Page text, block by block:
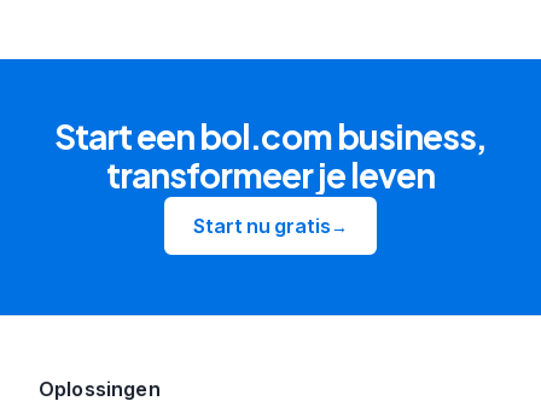
Start een bol.com business,
transformeer je leven
Start nu gratis→
Oplossingen